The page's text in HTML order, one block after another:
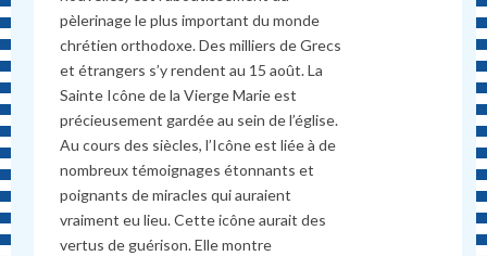
pèlerinage le plus important du monde
chrétien orthodoxe. Des milliers de Grecs
et étrangers s’y rendent au 15 août. La
Sainte Icône de la Vierge Marie est
précieusement gardée au sein de l’église.
Au cours des siècles, l’Icône est liée à de
nombreux témoignages étonnants et
poignants de miracles qui auraient
vraiment eu lieu. Cette icône aurait des
vertus de guérison. Elle montre